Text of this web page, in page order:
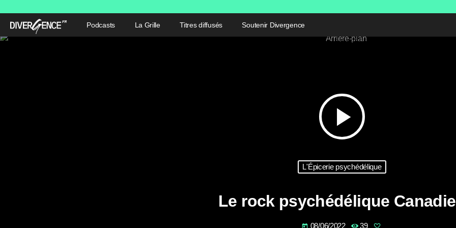
Podcasts La Grille Titres diffusés Soutenir Divergence
play_arrow
L'Épicerie psychédélique
Le rock psychédélique
today 08/06/2022 39